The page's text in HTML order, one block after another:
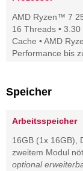
AMD Ryzen™ 7
16 Threads •
Cache • AMD
Performance bis
Speicher
Arbeitsspeicher
16GB (1x 16GB),
zweitem Modul
optional